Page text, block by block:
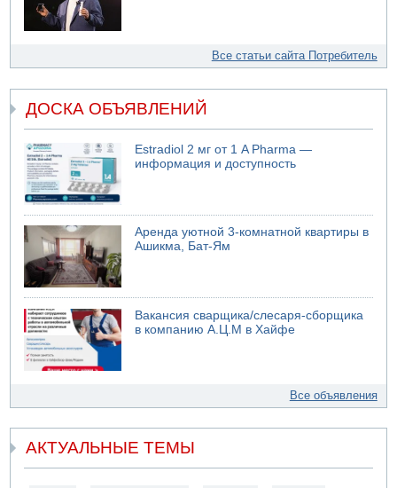
Все статьи сайта Потребитель
ДОСКА ОБЪЯВЛЕНИЙ
Estradiol 2 мг от 1 A Pharma —
информация и доступность
Аренда уютной 3-комнатной квартиры в
Ашикма, Бат-Ям
Вакансия сварщика/слесаря-сборщика
в компанию А.Ц.М в Хайфе
Все объявления
АКТУАЛЬНЫЕ ТЕМЫ